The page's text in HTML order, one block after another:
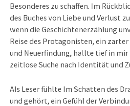
Besonderes zu schaffen. Im
des Buches von Liebe und Verlust
wenn die Geschichtenerzählung
Reise des Protagonisten, ein
und Neuerfindung, hallte tief in mir
zeitlose Suche nach Identität und
Als Leser fühlte Im Schatten des
und gehört, ein Gefühl der